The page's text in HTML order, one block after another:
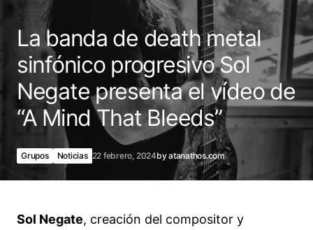
La banda de death metal
sinfónico progresivo Sol
Negate presenta el vídeo de
“A Mind That Bleeds”
Grupos Noticias 22 febrero, 2024byatanathos.com
Sol Negate, creación del compositor y